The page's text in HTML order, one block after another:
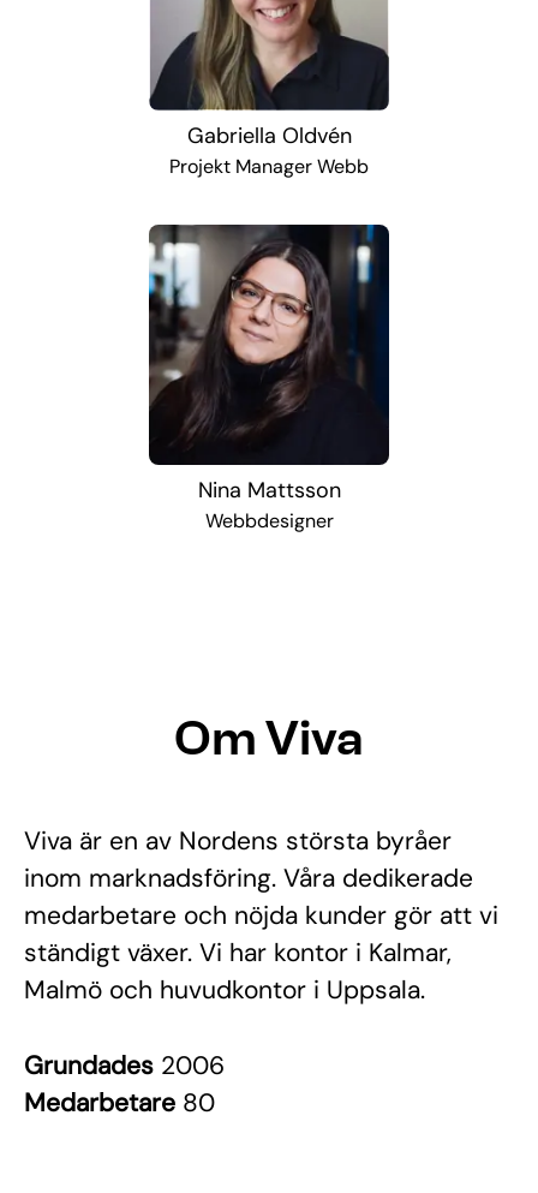
Gabriella Oldvén
Projekt Manager Webb
Nina Mattsson
Webbdesigner
Om Viva
Viva är en av Nordens största byråer
inom marknadsföring. Våra dedikerade
medarbetare och nöjda kunder gör att vi
ständigt växer. Vi har kontor i Kalmar,
Malmö och huvudkontor i Uppsala.
Grundades 2006
Medarbetare 80